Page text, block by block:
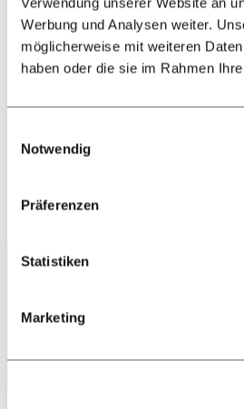
Werbung und Analysen weiter.
möglicherweise mit weiteren
haben oder die sie im Rahmen
Notwendig
Präferenzen
Statistiken
Marketing
Bahn
Bus
PKW
Flugzeug